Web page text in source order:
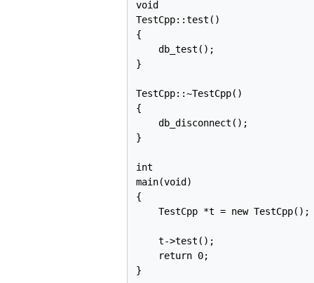
void
TestCpp::test()
{
    db_test();
}
TestCpp::~TestCpp()
{
    db_disconnect();
}
int
main(void)
{
    TestCpp *t = new TestCpp();
    t->test();
    return 0;
}